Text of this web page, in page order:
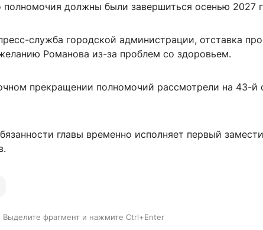
полномочия должны были завершиться осенью 2027
служба городской администрации, отставка
Романова из-за проблем со здоровьем.
прекращении полномочий рассмотрели на 43-й
главы временно исполняет первый
Выделите фрагмент и нажмите Ctrl+Enter